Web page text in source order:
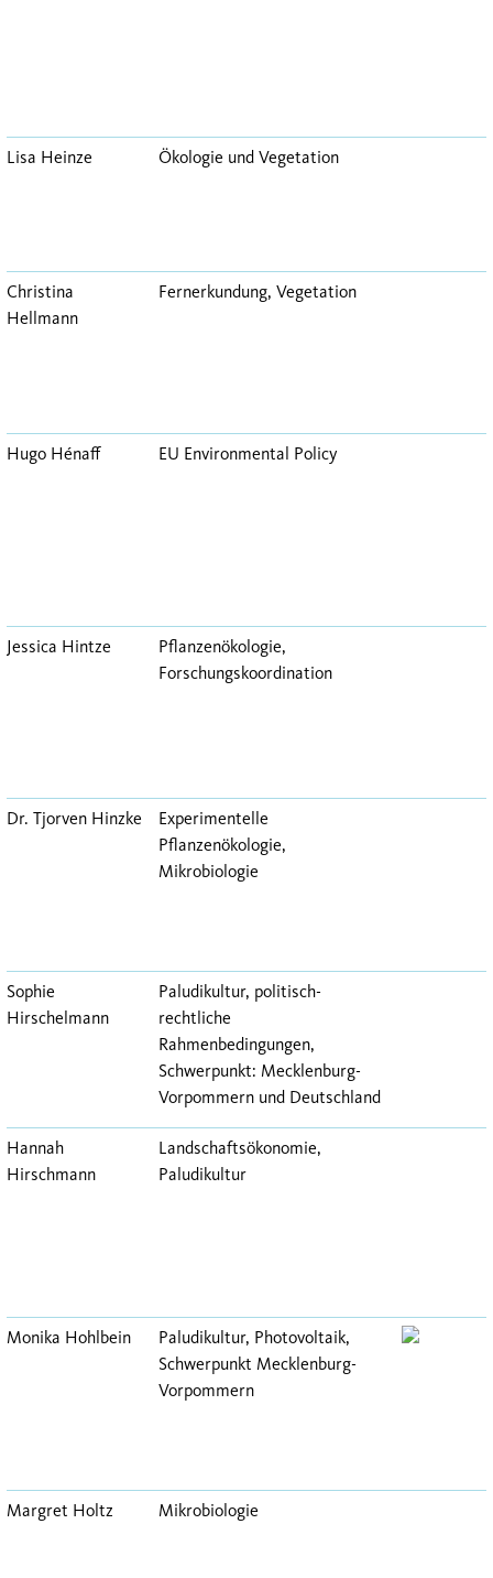
Lisa Heinze Ökologie und Vegetation
Christina
Hellmann
Fernerkundung, Vegetation
Hugo Hénaff EU Environmental Policy
Jessica Hintze
Pflanzenökologie,
Forschungskoordination
Dr. Tjorven Hinzke
Experimentelle
Pflanzenökologie,
Mikrobiologie
Sophie
Hirschelmann
Paludikultur, politisch-
rechtliche
Rahmenbedingungen,
Schwerpunkt: Mecklenburg-
Vorpommern und Deutschland
Hannah
Hirschmann
Landschaftsökonomie,
Paludikultur
Monika Hohlbein
Paludikultur, Photovoltaik,
Schwerpunkt Mecklenburg-
Vorpommern
Margret Holtz Mikrobiologie